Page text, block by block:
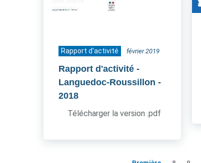
Rapport d'activité février 2019
Rapport d'activité -
Languedoc-Roussillon -
2018
Télécharger la version .pdf